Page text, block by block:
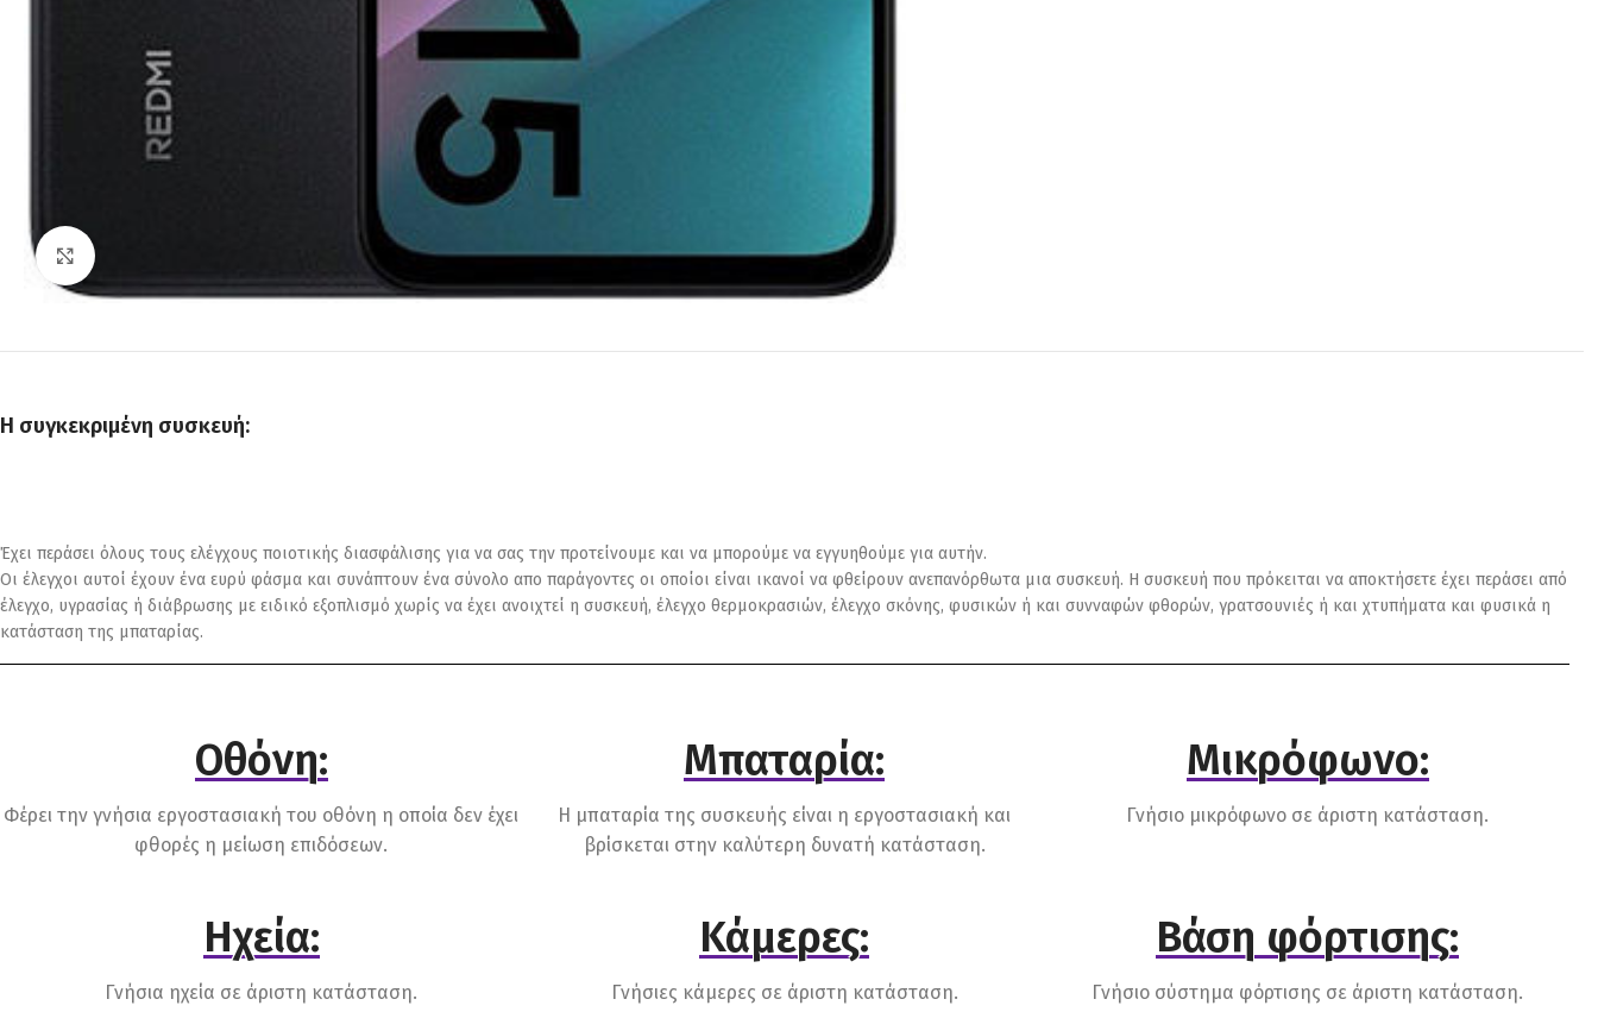
Η συγκεκριμένη συσκευή:
Έχει περάσει όλους τους ελέγχους ποιοτικής διασφάλισης για να σας την προτείνουμε και να μπορούμε να εγγυηθούμε για αυτήν.
Οι έλεγχοι αυτοί έχουν ένα ευρύ φάσμα και συνάπτουν ένα σύνολο απο παράγοντες οι οποίοι είναι ικανοί να φθείρουν ανεπανόρθωτα μια συσκευή. Η συσκευή που πρόκειται να αποκτήσετε έχει περάσει από
έλεγχο, υγρασίας ή διάβρωσης με ειδικό εξοπλισμό χωρίς να έχει ανοιχτεί η συσκευή, έλεγχο θερμοκρασιών, έλεγχο σκόνης, φυσικών ή και συνναφών φθορών, γρατσουνιές ή και χτυπήματα και φυσικά η
κατάσταση της μπαταρίας.
Οθόνη:
Φέρει την γνήσια εργοστασιακή του οθόνη η οποία δεν έχει
φθορές η μείωση επιδόσεων.
Μπαταρία:
Η μπαταρία της συσκευής είναι η εργοστασιακή και
βρίσκεται στην καλύτερη δυνατή κατάσταση.
Μικρόφωνο:
Γνήσιο μικρόφωνο σε άριστη κατάσταση.
Ηχεία:
Γνήσια ηχεία σε άριστη κατάσταση.
Κάμερες:
Γνήσιες κάμερες σε άριστη κατάσταση.
Βάση φόρτισης:
Γνήσιο σύστημα φόρτισης σε άριστη κατάσταση.